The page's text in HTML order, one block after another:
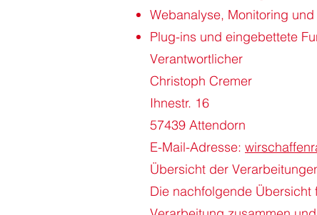
Webanalyse, Monitoring
Plug-ins und eingebettete
Verantwortlicher
Christoph Cremer
Ihnestr. 16
57439 Attendorn
E-Mail-Adresse:
Übersicht der
Die nachfolgende